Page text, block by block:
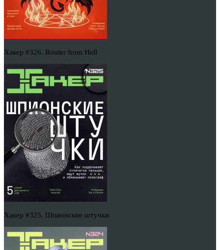
Хакер #326. Router from Hell
Хакер #325. Шпионские штучки